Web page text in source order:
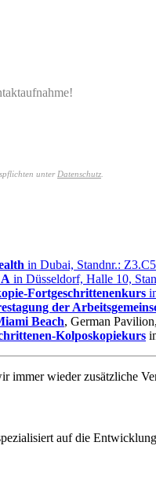
unter Datenschutz
in Dubai, Standnr.:
in Düsseldorf, Halle 10,
Fortgeschrittenenkurs
der
Beach, German
Kolposkopiekurs
immer wieder zusätzliche
auf die